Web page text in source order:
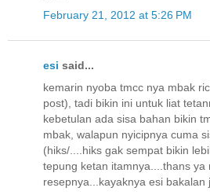
February 21, 2012 at 5:26 PM
esi said...
kemarin nyoba tmcc nya mbak
post), tadi bikin ini untuk liat
kebetulan ada sisa bahan bikin
mbak, walapun nyicipnya cuma
(hiks/....hiks gak sempat bikin
tepung ketan itamnya....thans ya
resepnya...kayaknya esi bakalan